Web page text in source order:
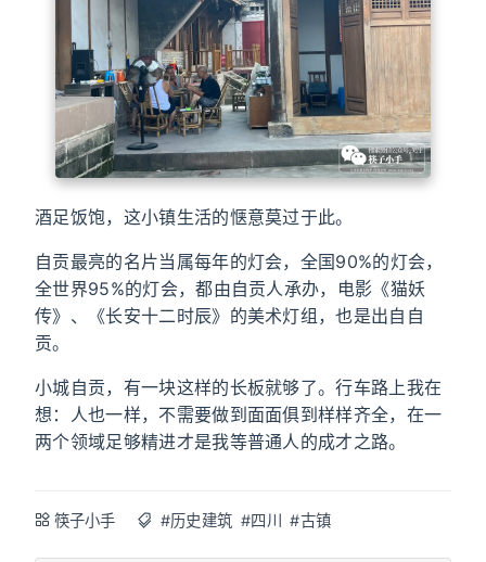
酒足饭饱，这小镇生活的惬意莫过于此。
自贡最亮的名片当属每年的灯会，全国90%的灯会，
全世界95%的灯会，都由自贡人承办，电影《猫妖
传》、《长安十二时辰》的美术灯组，也是出自自
贡。
小城自贡，有一块这样的长板就够了。行车路上我在
想：人也一样，不需要做到面面俱到样样齐全，在一
两个领域足够精进才是我等普通人的成才之路。
筷子小手 #历史建筑 #四川 #古镇